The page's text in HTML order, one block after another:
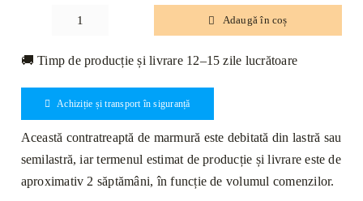
Cantitate
Marmură
Mugla
Lustruită
Adaugă în coș
🚚 Timp de producție și livrare 12–15 zile lucrătoare
Achiziție și transport în siguranță
Această contratreaptă de marmură este debitată din lastră sau
semilastră, iar termenul estimat de producție și livrare este de
aproximativ 2 săptămâni, în funcție de volumul comenzilor.